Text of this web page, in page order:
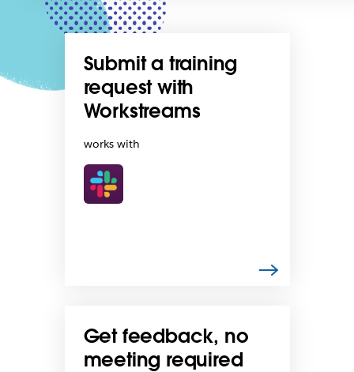
Submit a training
request with
Workstreams
works with
Get feedback, no
meeting required